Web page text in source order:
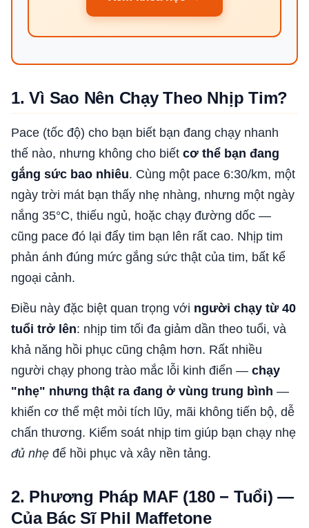
1. Vì Sao Nên Chạy Theo Nhịp Tim?
Pace (tốc độ) cho bạn biết bạn đang chạy nhanh
thế nào, nhưng không cho biết cơ thể bạn đang
gắng sức bao nhiêu. Cùng một pace 6:30/km, một
ngày trời mát bạn thấy nhẹ nhàng, nhưng một ngày
nắng 35°C, thiếu ngủ, hoặc chạy đường dốc —
cũng pace đó lại đẩy tim bạn lên rất cao. Nhịp tim
phản ánh đúng mức gắng sức thật của tim, bất kể
ngoại cảnh.
Điều này đặc biệt quan trọng với người chạy từ 40
tuổi trở lên: nhịp tim tối đa giảm dần theo tuổi, và
khả năng hồi phục cũng chậm hơn. Rất nhiều
người chạy phong trào mắc lỗi kinh điển — chạy
"nhẹ" nhưng thật ra đang ở vùng trung bình —
khiến cơ thể mệt mỏi tích lũy, mãi không tiến bộ, dễ
chấn thương. Kiểm soát nhịp tim giúp bạn chạy nhẹ
đủ nhẹ để hồi phục và xây nền tảng.
2. Phương Pháp MAF (180 − Tuổi) —
Của Bác Sĩ Phil Maffetone